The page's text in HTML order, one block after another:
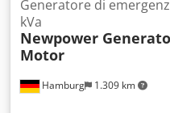
Hamburg 1.309 km
Generatore di
kVa
Newpower
Motor